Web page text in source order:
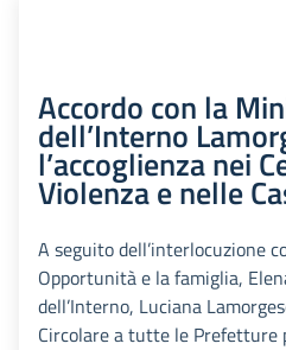
Accordo con la
dell’Interno
l’accoglienza nei
Violenza e nelle
A seguito dell’interlocuzione
Opportunità e la famiglia,
dell’Interno, Luciana
Circolare a tutte le Prefetture